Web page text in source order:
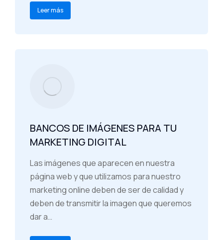
Leer más
BANCOS DE IMÁGENES PARA TU
MARKETING DIGITAL
Las imágenes que aparecen en nuestra
página web y que utilizamos para nuestro
marketing online deben de ser de calidad y
deben de transmitir la imagen que queremos
dar a…